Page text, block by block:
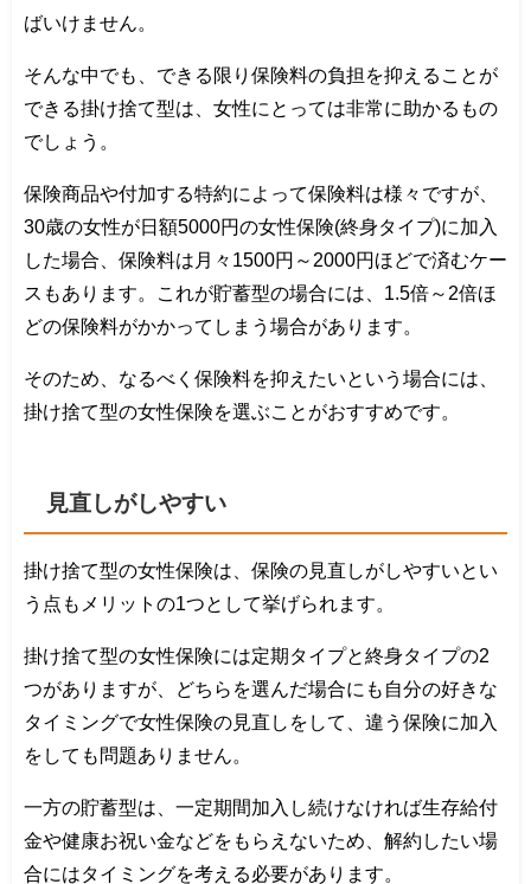
ばいけません。
そんな中でも、できる限り保険料の負担を抑えることが
できる掛け捨て型は、女性にとっては非常に助かるもの
でしょう。
保険商品や付加する特約によって保険料は様々ですが、
30歳の女性が日額5000円の女性保険(終身タイプ)に加入
した場合、保険料は月々1500円～2000円ほどで済むケー
スもあります。これが貯蓄型の場合には、1.5倍～2倍ほ
どの保険料がかかってしまう場合があります。
そのため、なるべく保険料を抑えたいという場合には、
掛け捨て型の女性保険を選ぶことがおすすめです。
見直しがしやすい
掛け捨て型の女性保険は、保険の見直しがしやすいとい
う点もメリットの1つとして挙げられます。
掛け捨て型の女性保険には定期タイプと終身タイプの2
つがありますが、どちらを選んだ場合にも自分の好きな
タイミングで女性保険の見直しをして、違う保険に加入
をしても問題ありません。
一方の貯蓄型は、一定期間加入し続けなければ生存給付
金や健康お祝い金などをもらえないため、解約したい場
合にはタイミングを考える必要があります。